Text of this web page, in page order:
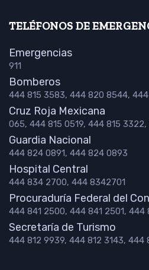
TELÉFONOS DE
Emergencias
911
Bomberos
444 815 3583, 444 820 8544,
Cruz Roja Mexicana
065, 444 815 0519, 444 815
Guardia Nacional
444 824 0891, 444 824 0893
Hospital Central
444 834 2700, 444 8342701
Procuraduría Federal del
444 841 2500, 444 841 2501, 444
Secretaría de Turismo
444 812 9939, 444 812 3143, 444